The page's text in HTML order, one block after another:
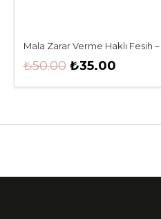
Mala Zarar Verme Haklı Fesih
₺50.00 Orijinal
₺35.00Şu